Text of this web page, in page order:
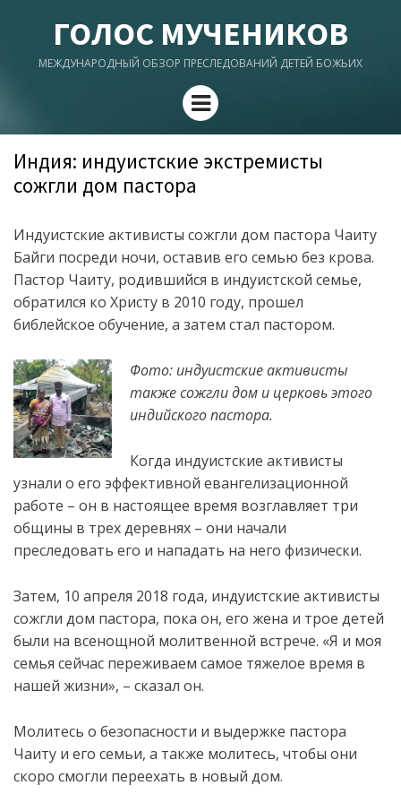
ГОЛОС МУЧЕНИКОВ
МЕЖДУНАРОДНЫЙ ОБЗОР ПРЕСЛЕДОВАНИЙ ДЕТЕЙ БОЖЬИХ
Menu
Индия: индуистские экстремисты
сожгли дом пастора
Индуистские активисты сожгли дом пастора Чаиту
Байги посреди ночи, оставив его семью без крова.
Пастор Чаиту, родившийся в индуистской семье,
обратился ко Христу в 2010 году, прошел
библейское обучение, а затем стал пастором.
Фото: индуистские активисты
также сожгли дом и церковь этого
индийского пастора.
Когда индуистские активисты
узнали о его эффективной евангелизационной
работе – он в настоящее время возглавляет три
общины в трех деревнях – они начали
преследовать его и нападать на него физически.
Затем, 10 апреля 2018 года, индуистские активисты
сожгли дом пастора, пока он, его жена и трое детей
были на всенощной молитвенной встрече. «Я и моя
семья сейчас переживаем самое тяжелое время в
нашей жизни», – сказал он.
Молитесь о безопасности и выдержке пастора
Чаиту и его семьи, а также молитесь, чтобы они
скоро смогли переехать в новый дом.